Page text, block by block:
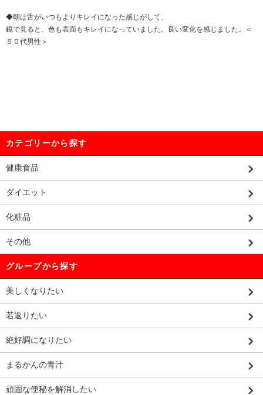
◆朝は舌がいつもよりキレイになった感じがして、
鏡で見ると、色も表面もキレイになっていました。良い変化を感じました。＜
５０代男性＞
カテゴリーから探す
健康食品
ダイエット
化粧品
その他
グループから探す
美しくなりたい
若返りたい
絶好調になりたい
まるかんの青汁
頑固な便秘を解消したい